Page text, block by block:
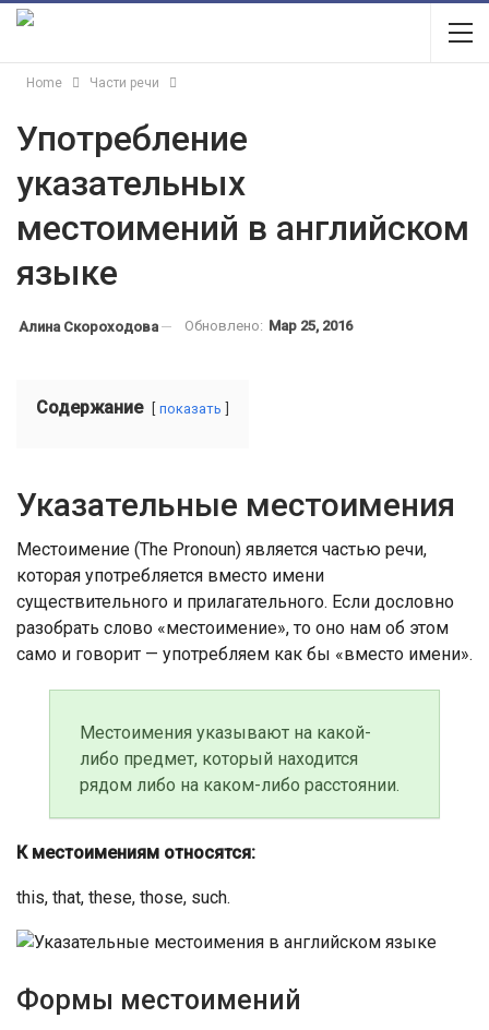
Home Части речи
Употребление
указательных
местоимений в английском
языке
Алина Скороходова Обновлено: Мар 25, 2016
Содержание показать
Указательные местоимения
Местоимение (The Pronoun) является частью речи,
которая употребляется вместо имени
существительного и прилагательного. Если дословно
разобрать слово «местоимение», то оно нам об этом
само и говорит — употребляем как бы «вместо имени».
Местоимения указывают на какой-
либо предмет, который находится
рядом либо на каком-либо расстоянии.
К местоимениям относятся:
this, that, these, those, such.
Формы местоимений